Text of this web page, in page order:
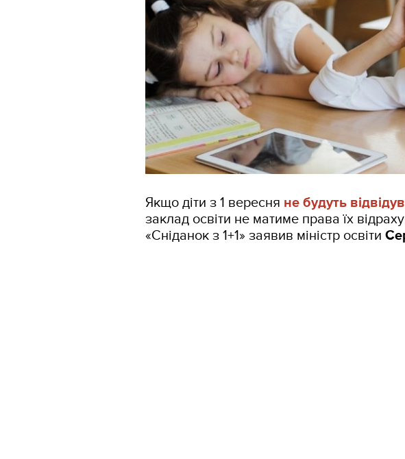
Якщо діти з 1 вересня не будуть
заклад освіти не матиме права їх
«Сніданок з 1+1» заявив міністр освіти